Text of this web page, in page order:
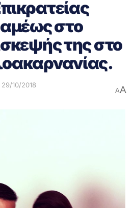
στο
της στο
29/10/2018
AA